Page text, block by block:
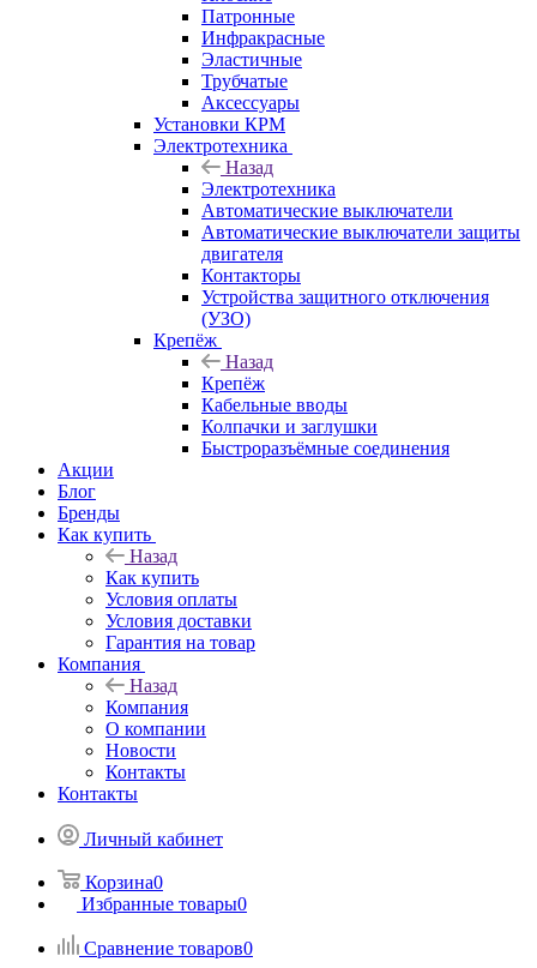
Патронные
Инфракрасные
Эластичные
Трубчатые
Аксессуары
Установки КРМ
Электротехника
Назад
Электротехника
Автоматические выключатели
Автоматические выключатели защиты
двигателя
Контакторы
Устройства защитного отключения
(УЗО)
Крепёж
Назад
Крепёж
Кабельные вводы
Колпачки и заглушки
Быстроразъёмные соединения
Акции
Блог
Бренды
Как купить
Назад
Как купить
Условия оплаты
Условия доставки
Гарантия на товар
Компания
Назад
Компания
О компании
Новости
Контакты
Контакты
Личный кабинет
Корзина0
Избранные товары0
Сравнение товаров0